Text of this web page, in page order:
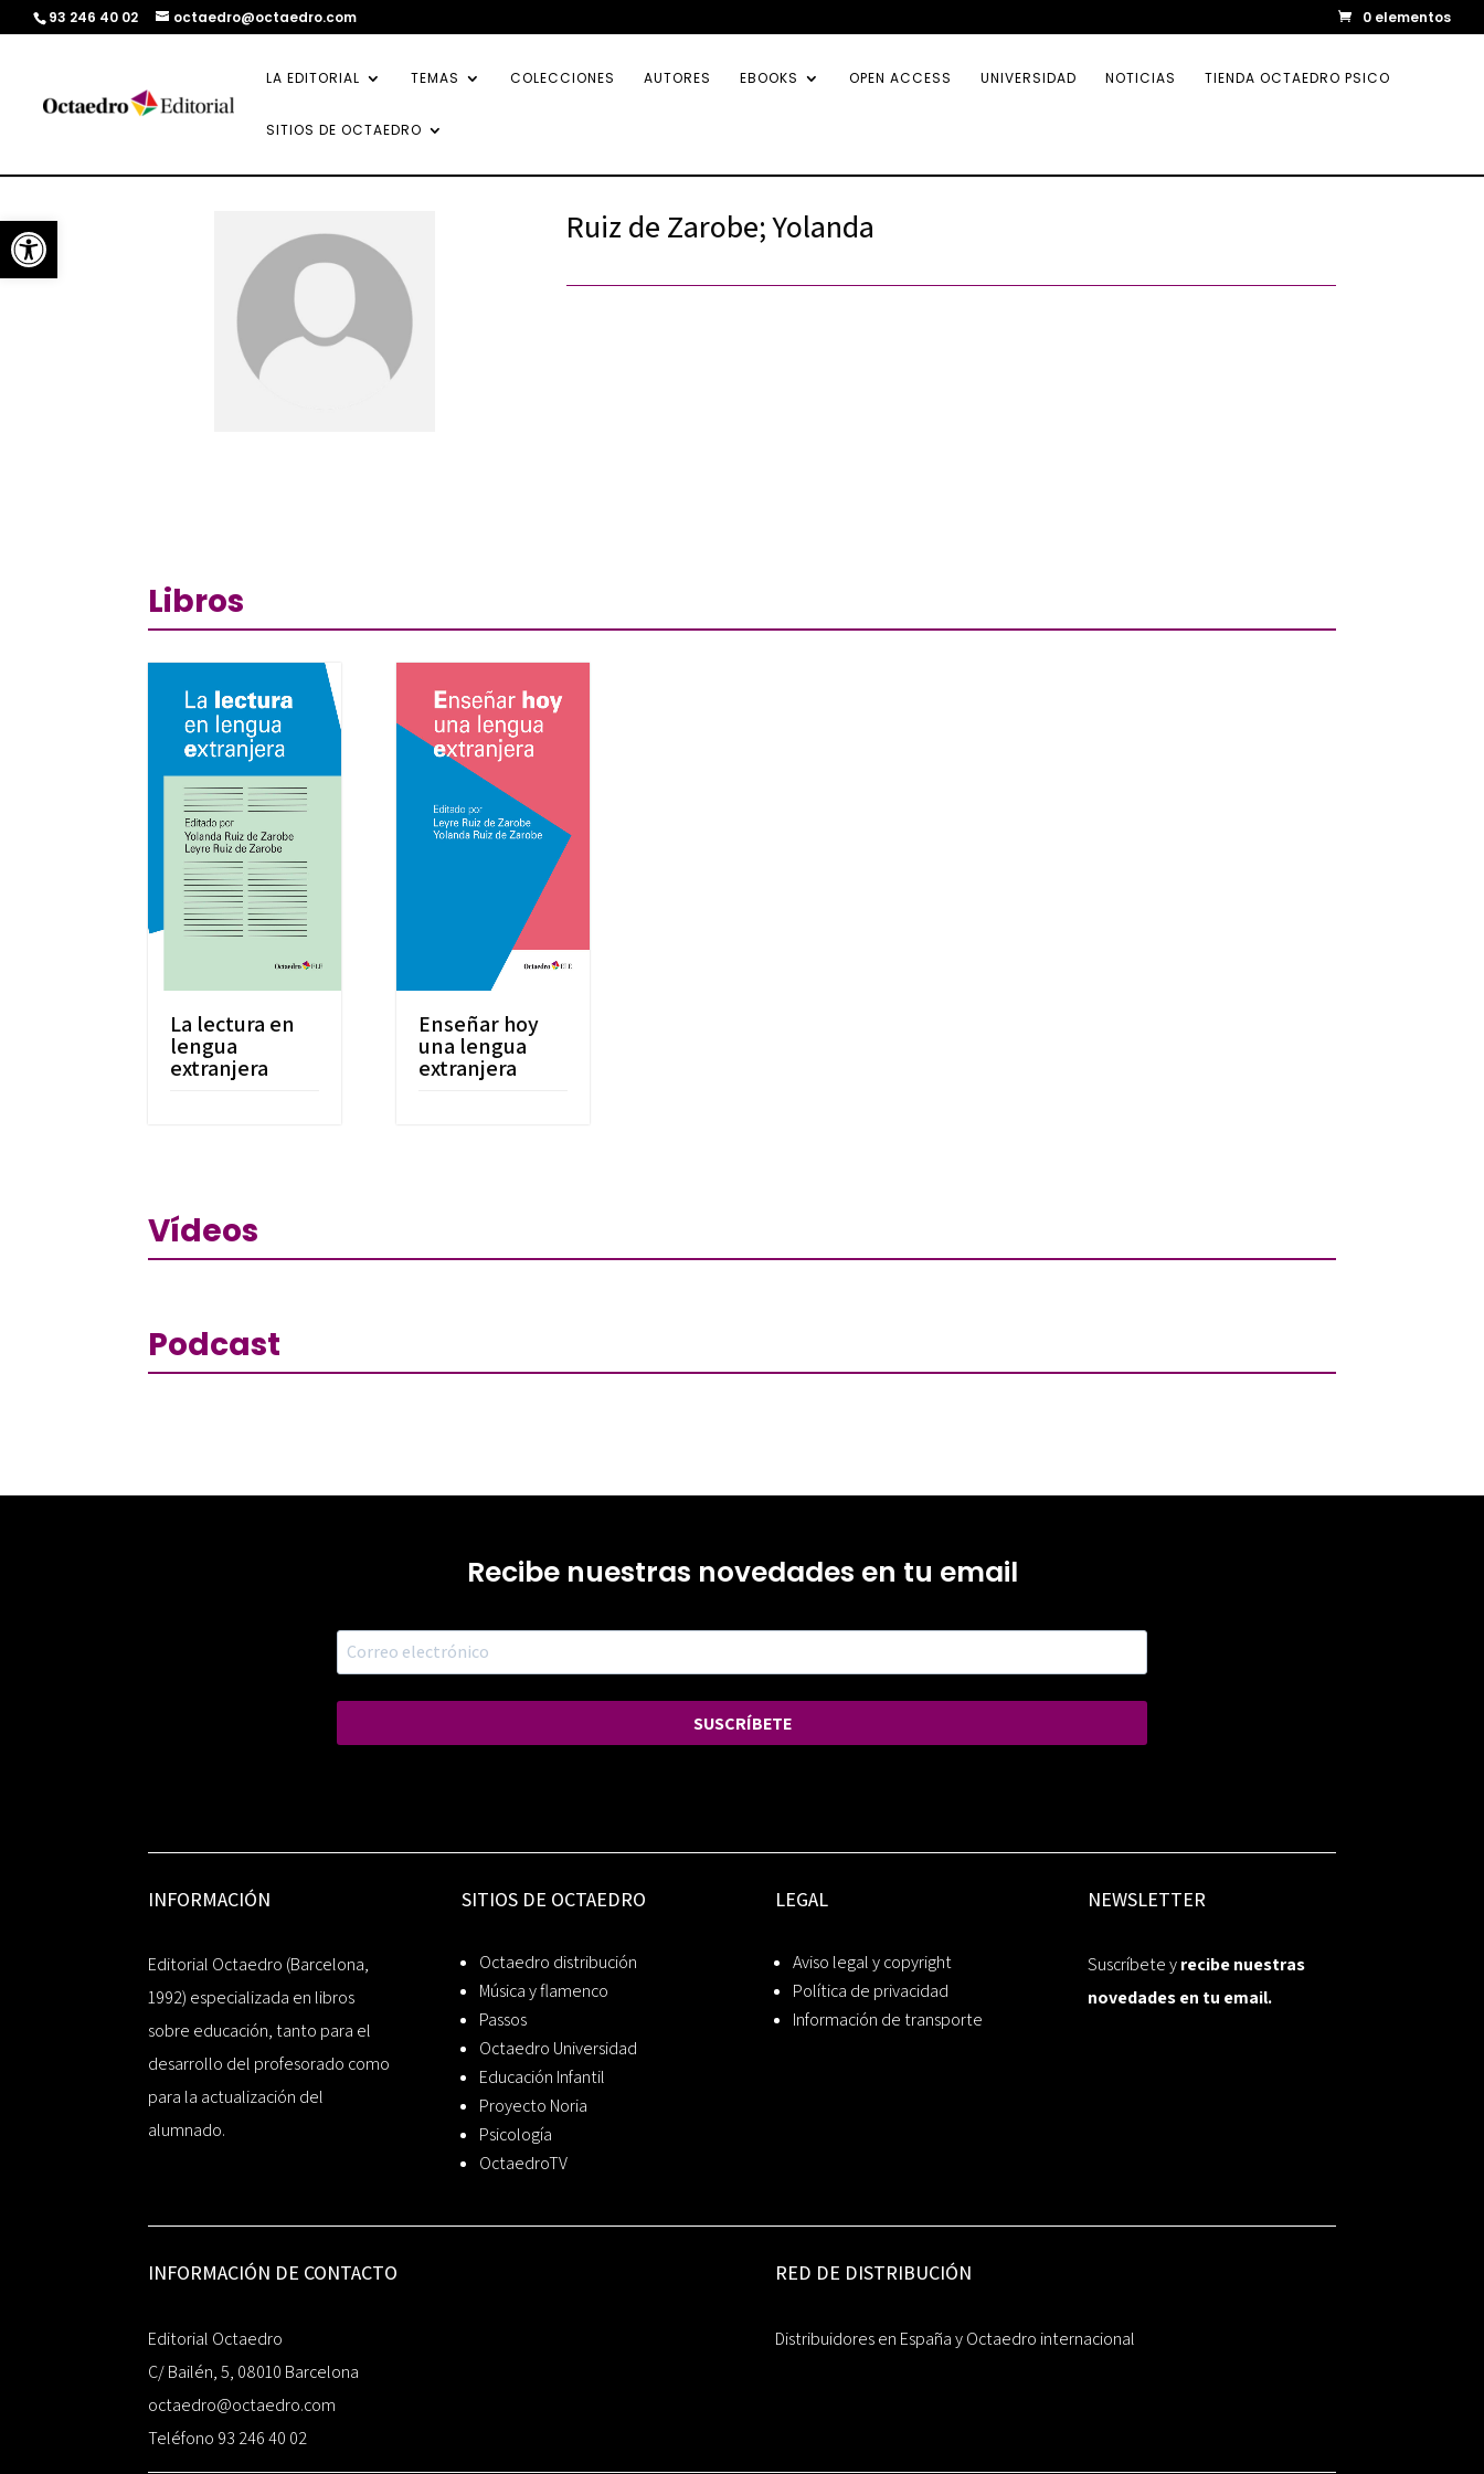
Abrir barra de herramientas
93 246 40 02 octaedro@octaedro.com 0 elementos
LA EDITORIAL TEMAS COLECCIONES AUTORES EBOOKS OPEN ACCESS UNIVERSIDAD NOTICIAS TIENDA OCTAEDRO PSICO
SITIOS DE OCTAEDRO
Ruiz de Zarobe; Yolanda
Libros
La lectura en
lengua
extranjera
Enseñar hoy
una lengua
extranjera
Vídeos
Podcast
Recibe nuestras novedades en tu email
SUSCRÍBETE
INFORMACIÓN
Editorial Octaedro (Barcelona,
1992) especializada en libros
sobre educación, tanto para el
desarrollo del profesorado como
para la actualización del
alumnado.
SITIOS DE OCTAEDRO
Octaedro distribución
Música y flamenco
Passos
Octaedro Universidad
Educación Infantil
Proyecto Noria
Psicología
OctaedroTV
LEGAL
Aviso legal y copyright
Política de privacidad
Información de transporte
NEWSLETTER
Suscríbete yrecibe nuestras
novedades en tu email.
INFORMACIÓN DE CONTACTO
Editorial Octaedro
C/ Bailén, 5, 08010 Barcelona
octaedro@octaedro.com
Teléfono 93 246 40 02
RED DE DISTRIBUCIÓN
Distribuidores en España y Octaedro internacional